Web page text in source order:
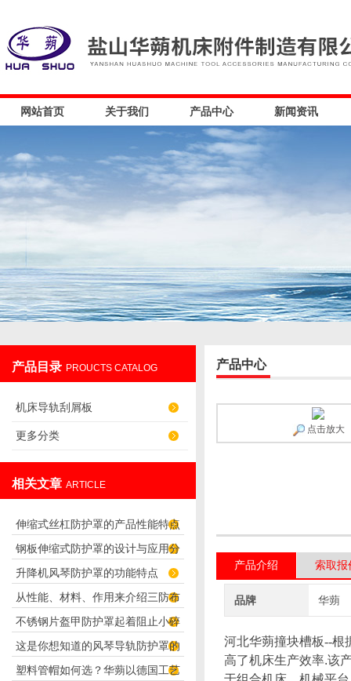
网站首页 关于我们 产品中心 新闻资讯
产品目录 PROUCTS CATALOG
机床导轨刮屑板
更多分类
相关文章 ARTICLE
伸缩式丝杠防护罩的产品性能特点
钢板伸缩式防护罩的设计与应用分
析
升降机风琴防护罩的功能特点
从性能、材料、作用来介绍三防布
油缸保护套
不锈钢片盔甲防护罩起着阻止小碎
片渗透的作用
这是你想知道的风琴导轨防护罩的
连接方法吗？
塑料管帽如何选？华蒴以德国工艺
产品中心
点击放大
产品介绍 索取报
品牌 华蒴
河北华蒴撞块槽板--根
高了机床生产效率.该